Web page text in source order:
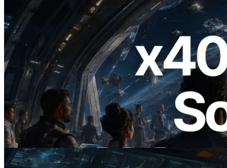
2026.07.04
ERPC Lanceert x402-Enabled Solana
RPC — Het Tijdperk Waarin AI Agents
On Demand Voor API's Betalen
Lees dit artikel